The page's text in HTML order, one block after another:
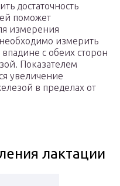
достаточность
поможет
измерения
измерить
с обеих сторон
Показателем
увеличение
в пределах от
лактации